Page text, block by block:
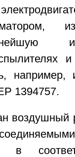
1394757.
воздушный
в